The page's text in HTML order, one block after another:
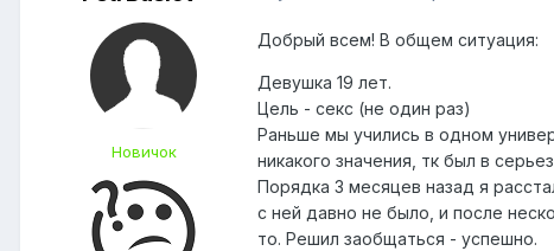
Новичок
Добрый всем! В общем ситуация:
Девушка 19 лет.
Цель - секс (не один раз)
Раньше мы учились в одном
никакого значения, тк был в
Порядка 3 месяцев назад я
с ней давно не было, и после
то. Решил заобщаться - успешно.